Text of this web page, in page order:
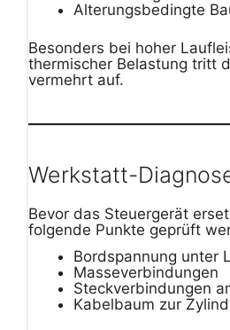
Alterungsbedingte
Besonders bei hoher
thermischer Belastung tritt
vermehrt auf.
Werkstatt-
Bevor das Steuergerät
folgende Punkte geprüft
Bordspannung unter
Masseverbindungen
Steckverbindungen
Kabelbaum zur